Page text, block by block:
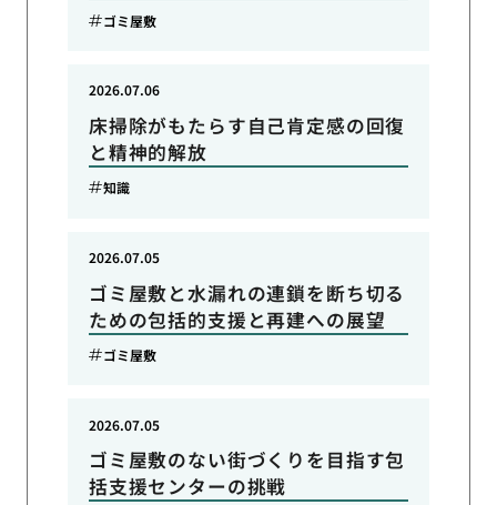
ゴミ屋敷
床掃除がもたらす自己肯定感の回復
と精神的解放
2026.07.06
知識
ゴミ屋敷と水漏れの連鎖を断ち切る
ための包括的支援と再建への展望
2026.07.05
ゴミ屋敷
ゴミ屋敷のない街づくりを目指す包
括支援センターの挑戦
2026.07.05